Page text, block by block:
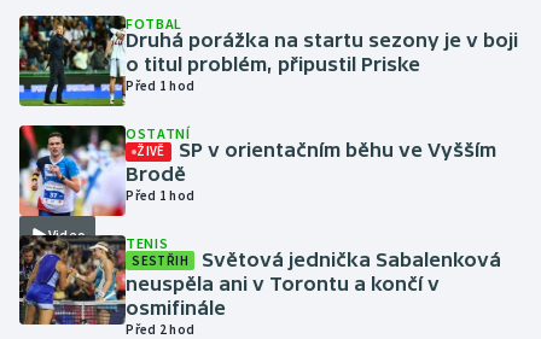
Jezdectví
Judo
Krasobruslení
Lezení
Lyže a snowboard
FOTBAL
Druhá porážka na startu sezony je v boji
o titul problém, připustil Priske
Před 1 hod
Video
OSTATNÍ
ŽIVĚ
SP v orientačním běhu ve Vyšším
Brodě
Před 1 hod
TENIS
SESTŘIH
Světová jednička Sabalenková
neuspěla ani v Torontu a končí v
osmifinále
Před 2 hod